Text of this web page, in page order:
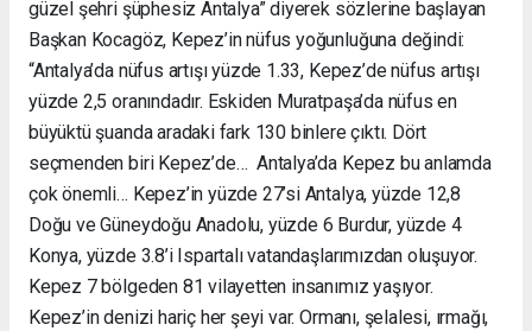
güzel şehri şüphesiz Antalya” diyerek sözlerine başlayan
Başkan Kocagöz, Kepez’in nüfus yoğunluğuna değindi:
“Antalya’da nüfus artışı yüzde 1.33, Kepez’de nüfus artışı
yüzde 2,5 oranındadır. Eskiden Muratpaşa’da nüfus en
büyüktü şuanda aradaki fark 130 binlere çıktı. Dört
seçmenden biri Kepez’de… Antalya’da Kepez bu anlamda
çok önemli… Kepez’in yüzde 27’si Antalya, yüzde 12,8
Doğu ve Güneydoğu Anadolu, yüzde 6 Burdur, yüzde 4
Konya, yüzde 3.8’i Ispartalı vatandaşlarımızdan oluşuyor.
Kepez 7 bölgeden 81 vilayetten insanımız yaşıyor.
Kepez’in denizi hariç her şeyi var. Ormanı, şelalesi, ırmağı,